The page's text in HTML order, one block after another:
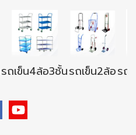
รถเข็น4ล้อ3ชั้นรถเข็น2ล้อรถ